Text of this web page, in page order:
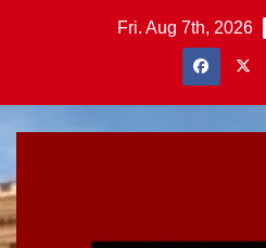
Fri. Aug 7th, 2026